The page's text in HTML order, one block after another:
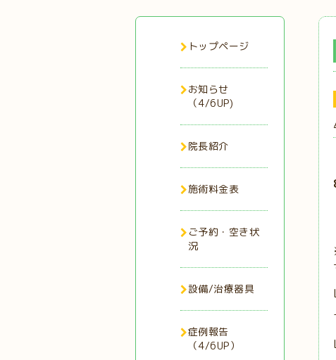
トップページ
お知らせ
（4/6UP)
院長紹介
施術料金表
ご予約・空き状
況
設備/治療器具
症例報告
（4/6UP）